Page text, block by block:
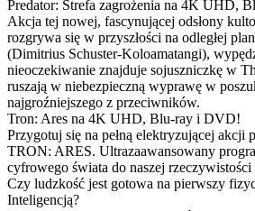
Predator: Strefa zagrożenia na 4K UHD,
Akcja tej nowej, fascynującej odsłony
rozgrywa się w przyszłości na odległej
(Dimitrius Schuster-Koloamatangi),
nieoczekiwanie znajduje sojuszniczkę w
ruszają w niebezpieczną wyprawę w
najgroźniejszego z przeciwników.
Tron: Ares na 4K UHD, Blu-ray i DVD!
Przygotuj się na pełną elektryzującej akcji
TRON: ARES. Ultrazaawansowany
cyfrowego świata do naszej rzeczywistości
Czy ludzkość jest gotowa na pierwszy
Inteligencją?